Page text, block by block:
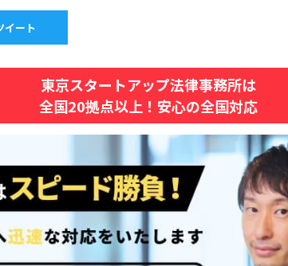
イート
東京スタートアップ法律事務所は
全国20拠点以上！安心の全国対応